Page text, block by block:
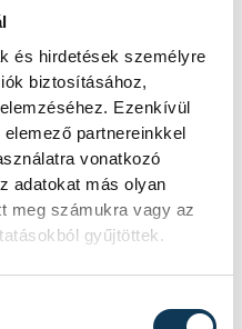
és hirdetések személyre
biztosításához,
Ezenkívül
partnereinkkel
vonatkozó
adatokat más olyan
meg számukra vagy az
gyűjtöttek.
érkezett
gyártelepi
fennállásának 35.
1991-ben alapított
a hazai ipar
vált, hanem
iparának egyik
is fejlődött.